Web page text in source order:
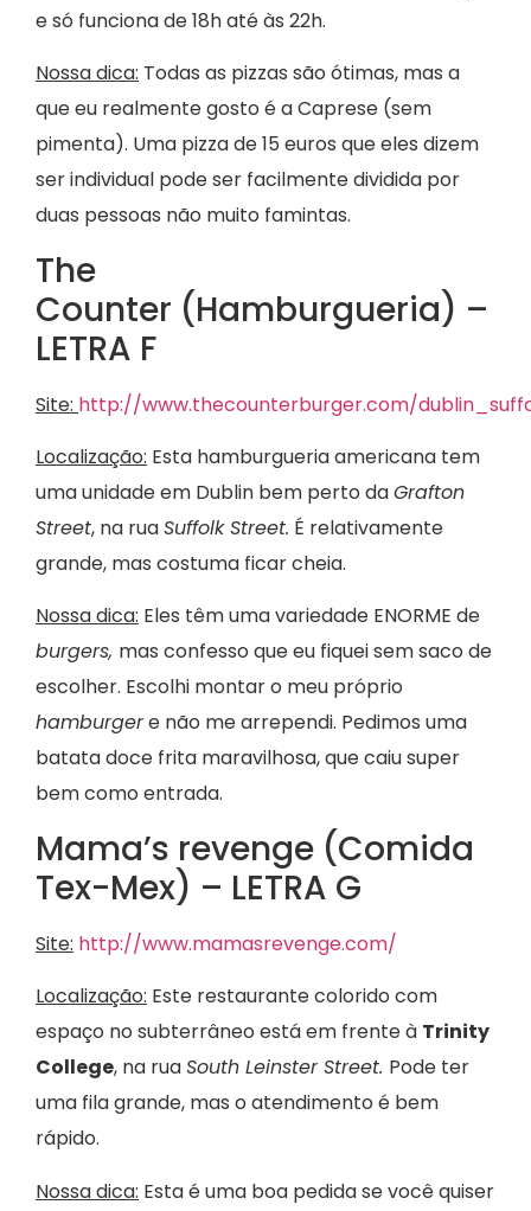
e só funciona de 18h até às 22h.
Nossa dica: Todas as pizzas são ótimas, mas a
que eu realmente gosto é a Caprese (sem
pimenta). Uma pizza de 15 euros que eles dizem
ser individual pode ser facilmente dividida por
duas pessoas não muito famintas.
The
Counter (Hamburgueria) –
LETRA F
Site: http://www.thecounterburger.com/
Localização: Esta hamburgueria americana tem
uma unidade em Dublin bem perto daGrafton
Street, na ruaSuffolk Street. É relativamente
grande, mas costuma ficar cheia.
Nossa dica: Eles têm uma variedade ENORME de
burgers, mas confesso que eu fiquei sem saco de
escolher. Escolhi montar o meu próprio
hamburgere não me arrependi. Pedimos uma
batata doce frita maravilhosa, que caiu super
bem como entrada.
Mama’s revenge (Comida
Tex-Mex) – LETRA G
Site: http://www.mamasrevenge.com/
Localização: Este restaurante colorido com
espaço no subterrâneo está em frente à Trinity
College, na ruaSouth Leinster Street. Pode ter
uma fila grande, mas o atendimento é bem
rápido.
Nossa dica: Esta é uma boa pedida se você quiser